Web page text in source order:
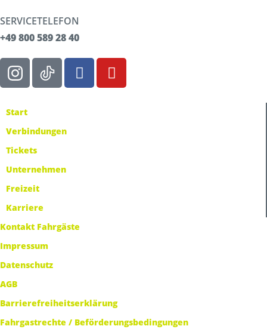
SERVICETELEFON
+49 800 589 28 40
Start
Verbindungen
Tickets
Unternehmen
Freizeit
Karriere
Kontakt Fahrgäste
Impressum
Datenschutz
AGB
Barrierefreiheitserklärung
Fahrgastrechte / Beförderungsbedingungen